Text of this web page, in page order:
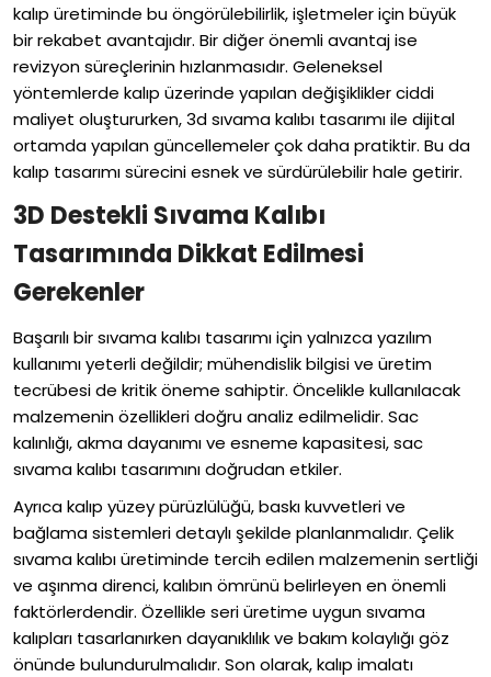
kalıp üretiminde bu öngörülebilirlik, işletmeler için büyük
bir rekabet avantajıdır. Bir diğer önemli avantaj ise
revizyon süreçlerinin hızlanmasıdır. Geleneksel
yöntemlerde kalıp üzerinde yapılan değişiklikler ciddi
maliyet oluştururken, 3d sıvama kalıbı tasarımı ile dijital
ortamda yapılan güncellemeler çok daha pratiktir. Bu da
kalıp tasarımı sürecini esnek ve sürdürülebilir hale getirir.
3D Destekli Sıvama Kalıbı
Tasarımında Dikkat Edilmesi
Gerekenler
Başarılı bir sıvama kalıbı tasarımı için yalnızca yazılım
kullanımı yeterli değildir; mühendislik bilgisi ve üretim
tecrübesi de kritik öneme sahiptir. Öncelikle kullanılacak
malzemenin özellikleri doğru analiz edilmelidir. Sac
kalınlığı, akma dayanımı ve esneme kapasitesi, sac
sıvama kalıbı tasarımını doğrudan etkiler.
Ayrıca kalıp yüzey pürüzlülüğü, baskı kuvvetleri ve
bağlama sistemleri detaylı şekilde planlanmalıdır. Çelik
sıvama kalıbı üretiminde tercih edilen malzemenin sertliği
ve aşınma direnci, kalıbın ömrünü belirleyen en önemli
faktörlerdendir. Özellikle seri üretime uygun sıvama
kalıpları tasarlanırken dayanıklılık ve bakım kolaylığı göz
önünde bulundurulmalıdır. Son olarak, kalıp imalatı